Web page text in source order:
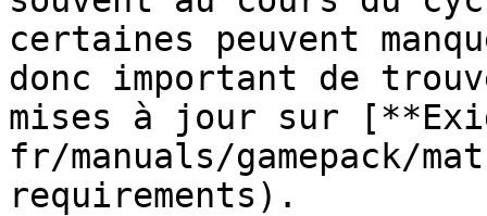
certaines peuvent
donc important de
mises à jour sur
fr/manuals/gamepack/
requirements).